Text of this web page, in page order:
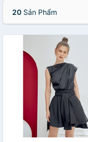
20 Sản Phẩm